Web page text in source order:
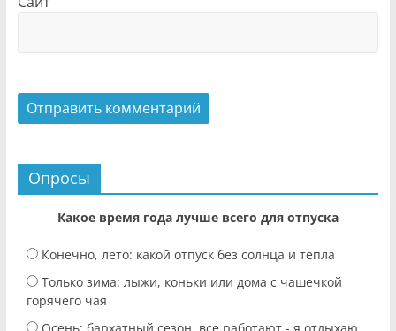
Опросы
Какое время года лучше всего для отпуска
Конечно, лето: какой отпуск без солнца и тепла
Только зима: лыжи, коньки или дома с чашечкой
горячего чая